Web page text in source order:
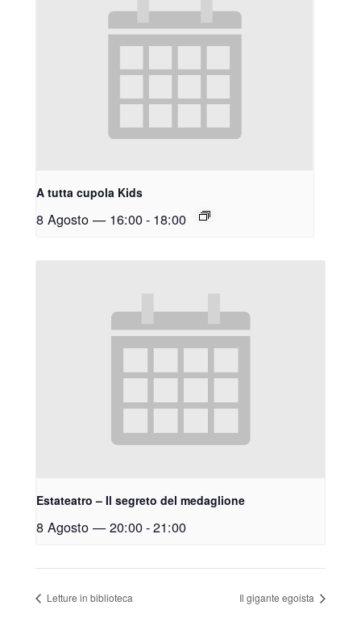
A tutta cupola Kids
8 Agosto — 16:00- 18:00
Estateatro – Il segreto del medaglione
8 Agosto — 20:00-21:00
Letture in biblioteca Il gigante egoista